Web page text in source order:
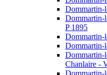
Dommartin-
Dommartin-
P 1895
Dommartin-
Dommartin-
Dommartin-
Chanlaire -
Dommartin-